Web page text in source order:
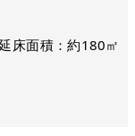
床面積：約180㎡